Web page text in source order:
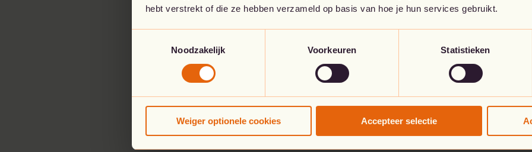
hebt verstrekt of die ze hebben verzameld op basis van hoe je hun services gebruikt.
Noodzakelijk
Voorkeuren Statistieken
Weiger optionele cookies Accepteer selectie